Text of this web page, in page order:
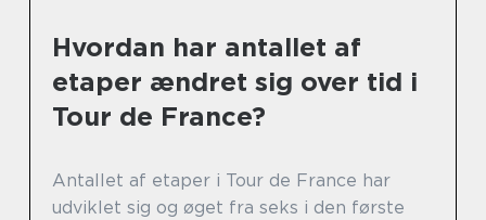
Hvordan har antallet af
etaper ændret sig over tid i
Tour de France?
Antallet af etaper i Tour de France har
udviklet sig og øget fra seks i den første